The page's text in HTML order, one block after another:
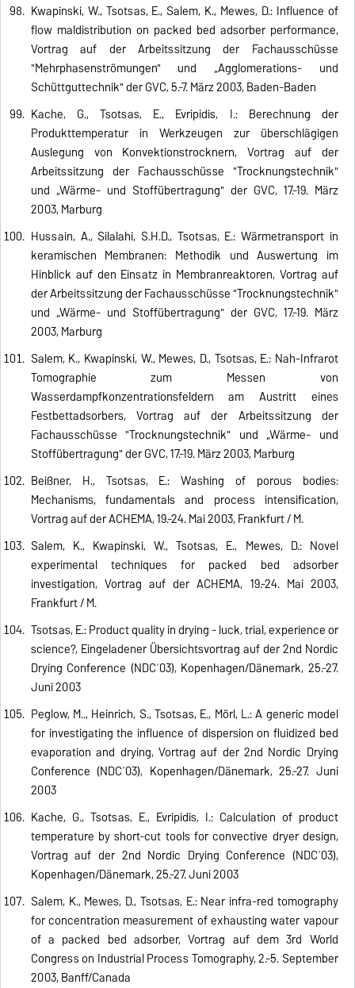
Kwapinski, W., Tsotsas, E., Salem, K., Mewes, D.: Influence of
flow maldistribution on packed bed adsorber performance,
Vortrag auf der Arbeitssitzung der Fachausschüsse
"Mehrphasenströmungen" und „Agglomerations- und
Schüttguttechnik" der GVC, 5.-7. März 2003, Baden-Baden
Kache, G., Tsotsas, E., Evripidis, I.: Berechnung der
Produkttemperatur in Werkzeugen zur überschlägigen
Auslegung von Konvektionstrocknern, Vortrag auf der
Arbeitssitzung der Fachausschüsse "Trocknungstechnik"
und „Wärme- und Stoffübertragung" der GVC, 17.-19. März
2003, Marburg
Hussain, A., Silalahi, S.H.D., Tsotsas, E.: Wärmetransport in
keramischen Membranen: Methodik und Auswertung im
Hinblick auf den Einsatz in Membranreaktoren, Vortrag auf
der Arbeitssitzung der Fachausschüsse "Trocknungstechnik"
und „Wärme- und Stoffübertragung" der GVC, 17.-19. März
2003, Marburg
Salem, K., Kwapinski, W., Mewes, D., Tsotsas, E.: Nah-Infrarot
Tomographie zum Messen von
Wasserdampfkonzentrationsfeldern am Austritt eines
Festbettadsorbers, Vortrag auf der Arbeitssitzung der
Fachausschüsse "Trocknungstechnik" und „Wärme- und
Stoffübertragung" der GVC, 17.-19. März 2003, Marburg
Beißner, H., Tsotsas, E.: Washing of porous bodies:
Mechanisms, fundamentals and process intensification,
Vortrag auf der ACHEMA, 19.-24. Mai 2003, Frankfurt / M.
Salem, K., Kwapinski, W., Tsotsas, E., Mewes, D.: Novel
experimental techniques for packed bed adsorber
investigation, Vortrag auf der ACHEMA, 19.-24. Mai 2003,
Frankfurt / M.
Tsotsas, E.: Product quality in drying - luck, trial, experience or
science?, Eingeladener Übersichtsvortrag auf der 2nd Nordic
Drying Conference (NDC´03), Kopenhagen/Dänemark, 25.-27.
Juni 2003
Peglow, M.., Heinrich, S., Tsotsas, E., Mörl, L.: A generic model
for investigating the influence of dispersion on fluidized bed
evaporation and drying, Vortrag auf der 2nd Nordic Drying
Conference (NDC´03), Kopenhagen/Dänemark, 25.-27. Juni
2003
Kache, G., Tsotsas, E., Evripidis, I.: Calculation of product
temperature by short-cut tools for convective dryer design,
Vortrag auf der 2nd Nordic Drying Conference (NDC´03),
Kopenhagen/Dänemark, 25.-27. Juni 2003
Salem, K., Mewes, D., Tsotsas, E.: Near infra-red tomography
for concentration measurement of exhausting water vapour
of a packed bed adsorber, Vortrag auf dem 3rd World
Congress on Industrial Process Tomography, 2.-5. September
2003, Banff/Canada